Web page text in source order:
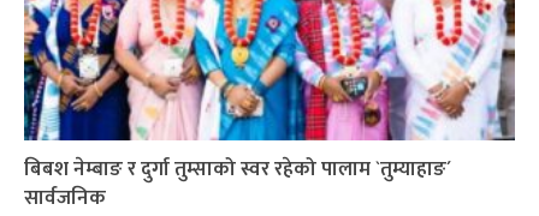
बिबश नेम्बाङ र दुर्गा तुम्साको स्वर रहेको पालाम `तुम्याहाङ´
सार्वजनिक